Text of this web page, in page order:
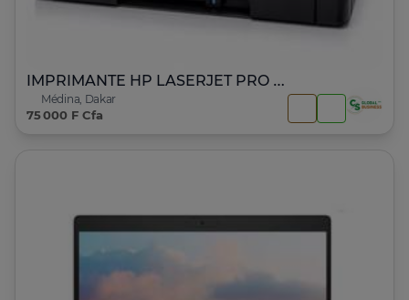
IMPRIMANTE HP LASERJET PRO 400 M401dne
Médina, Dakar
75 000 F Cfa